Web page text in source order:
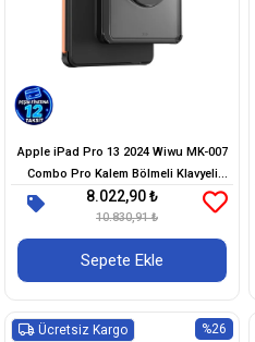
Apple iPad Pro 13 2024 Wiwu MK-007
Combo Pro Kalem Bölmeli Klavyeli
Standlı Kılıf
8.022,90 ₺
10.830,91 ₺
Sepete Ekle
%26
Ücretsiz Kargo